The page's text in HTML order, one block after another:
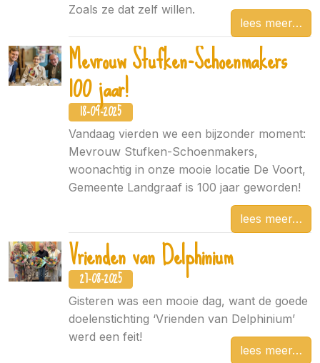
Zoals ze dat zelf willen.
lees meer
Mevrouw Stufken-Schoenmakers
100 jaar!
18-09-2025
Vandaag vierden we een bijzonder moment:
Mevrouw Stufken-Schoenmakers,
woonachtig in onze mooie locatie De Voort,
Gemeente Landgraaf is 100 jaar geworden!
lees meer
Vrienden van Delphinium
27-08-2025
Gisteren was een mooie dag, want de goede
doelenstichting ‘Vrienden van Delphinium’
werd een feit!
lees meer